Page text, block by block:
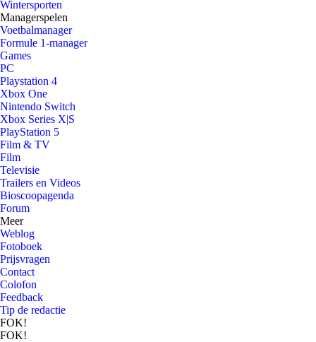
Wintersporten
Managerspelen
Voetbalmanager
Formule 1-manager
Games
PC
Playstation 4
Xbox One
Nintendo Switch
Xbox Series X|S
PlayStation 5
Film & TV
Film
Televisie
Trailers en Videos
Bioscoopagenda
Forum
Meer
Weblog
Fotoboek
Prijsvragen
Contact
Colofon
Feedback
Tip de redactie
FOK!
FOK!